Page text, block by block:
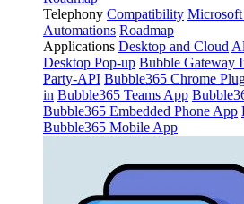
Telephony Compatibility Microsoft
Automations Roadmap
Applications Desktop and Cloud
Desktop Pop-up Bubble Gateway
Party-API Bubble365 Chrome
in Bubble365 Teams App
Bubble365 Embedded Phone App
Bubble365 Mobile App